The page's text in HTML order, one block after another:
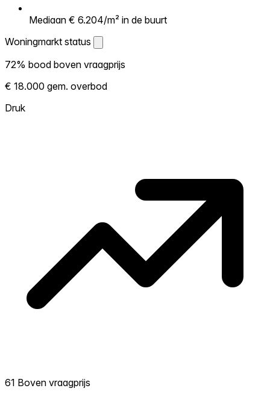
Mediaan € 6.204/m² in de buurt
Woningmarkt status
Woningmarkt status
Laat zien hoe competitief de markt hier is.
Hoe meer woningen boven vraagprijs
verkopen, hoe heter. Heet? Verwacht
72% bood boven vraagprijs
€ 18.000 gem. overbod
Druk
61 Boven vraagprijs